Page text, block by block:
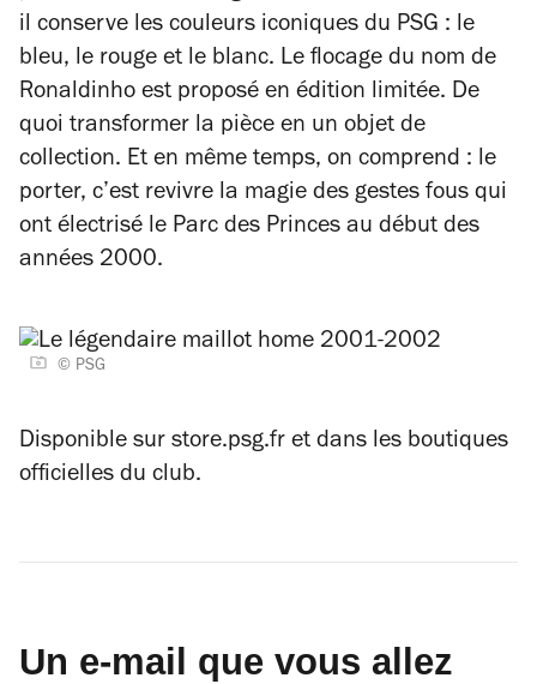
il conserve les couleurs iconiques du PSG : le
bleu, le rouge et le blanc. Le flocage du nom de
Ronaldinho est proposé en édition limitée. De
quoi transformer la pièce en un objet de
collection. Et en même temps, on comprend : le
porter, c’est revivre la magie des gestes fous qui
ont électrisé le Parc des Princes au début des
années 2000.
© PSG
Disponible sur store.psg.fr et dans les boutiques
officielles du club.
Un e-mail que vous allez